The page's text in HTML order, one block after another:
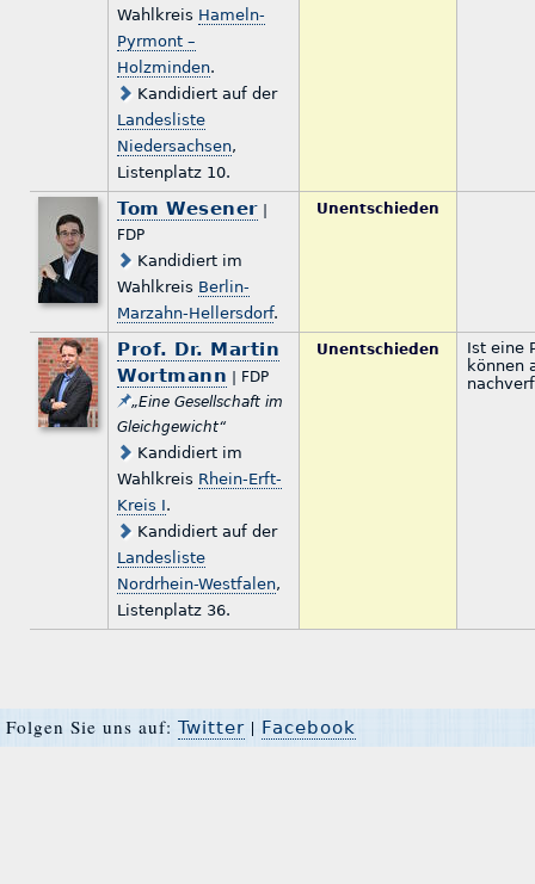
Wahlkreis Hameln-
Pyrmont –
Holzminden.
Kandidiert auf der
Landesliste
Niedersachsen,
Listenplatz 10.
Tom Wesener|
FDP
Kandidiert im
Wahlkreis Berlin-
Marzahn-Hellersdorf.
Unentschieden
Prof. Dr. Martin
Wortmann | FDP
„Eine Gesellschaft im
Gleichgewicht“
Kandidiert im
Wahlkreis Rhein-Erft-
Kreis I.
Kandidiert auf der
Landesliste
Nordrhein-Westfalen,
Listenplatz 36.
Unentschieden
Ist eine
können
Folgen Sie uns auf: Twitter | Facebook